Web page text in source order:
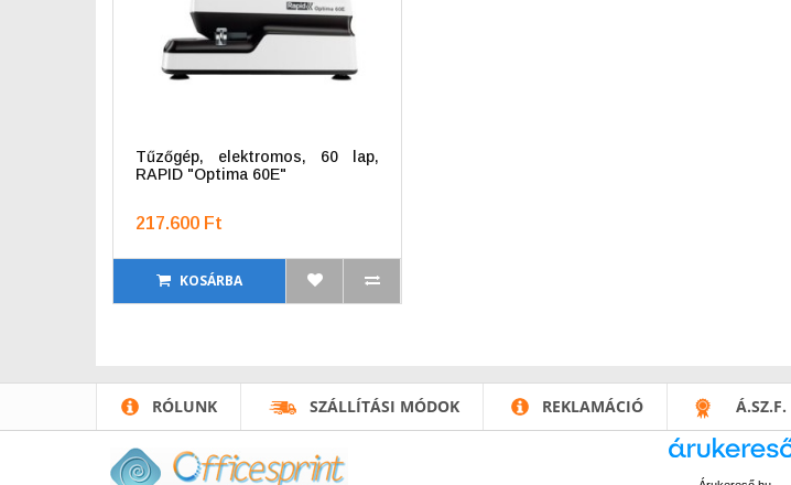
Tűzőgép, elektromos, 60 lap,
RAPID "Optima 60E"
217.600 Ft
KOSÁRBA
RÓLUNK SZÁLLÍTÁSI MÓDOK REKLAMÁCIÓ Á.SZ.F.